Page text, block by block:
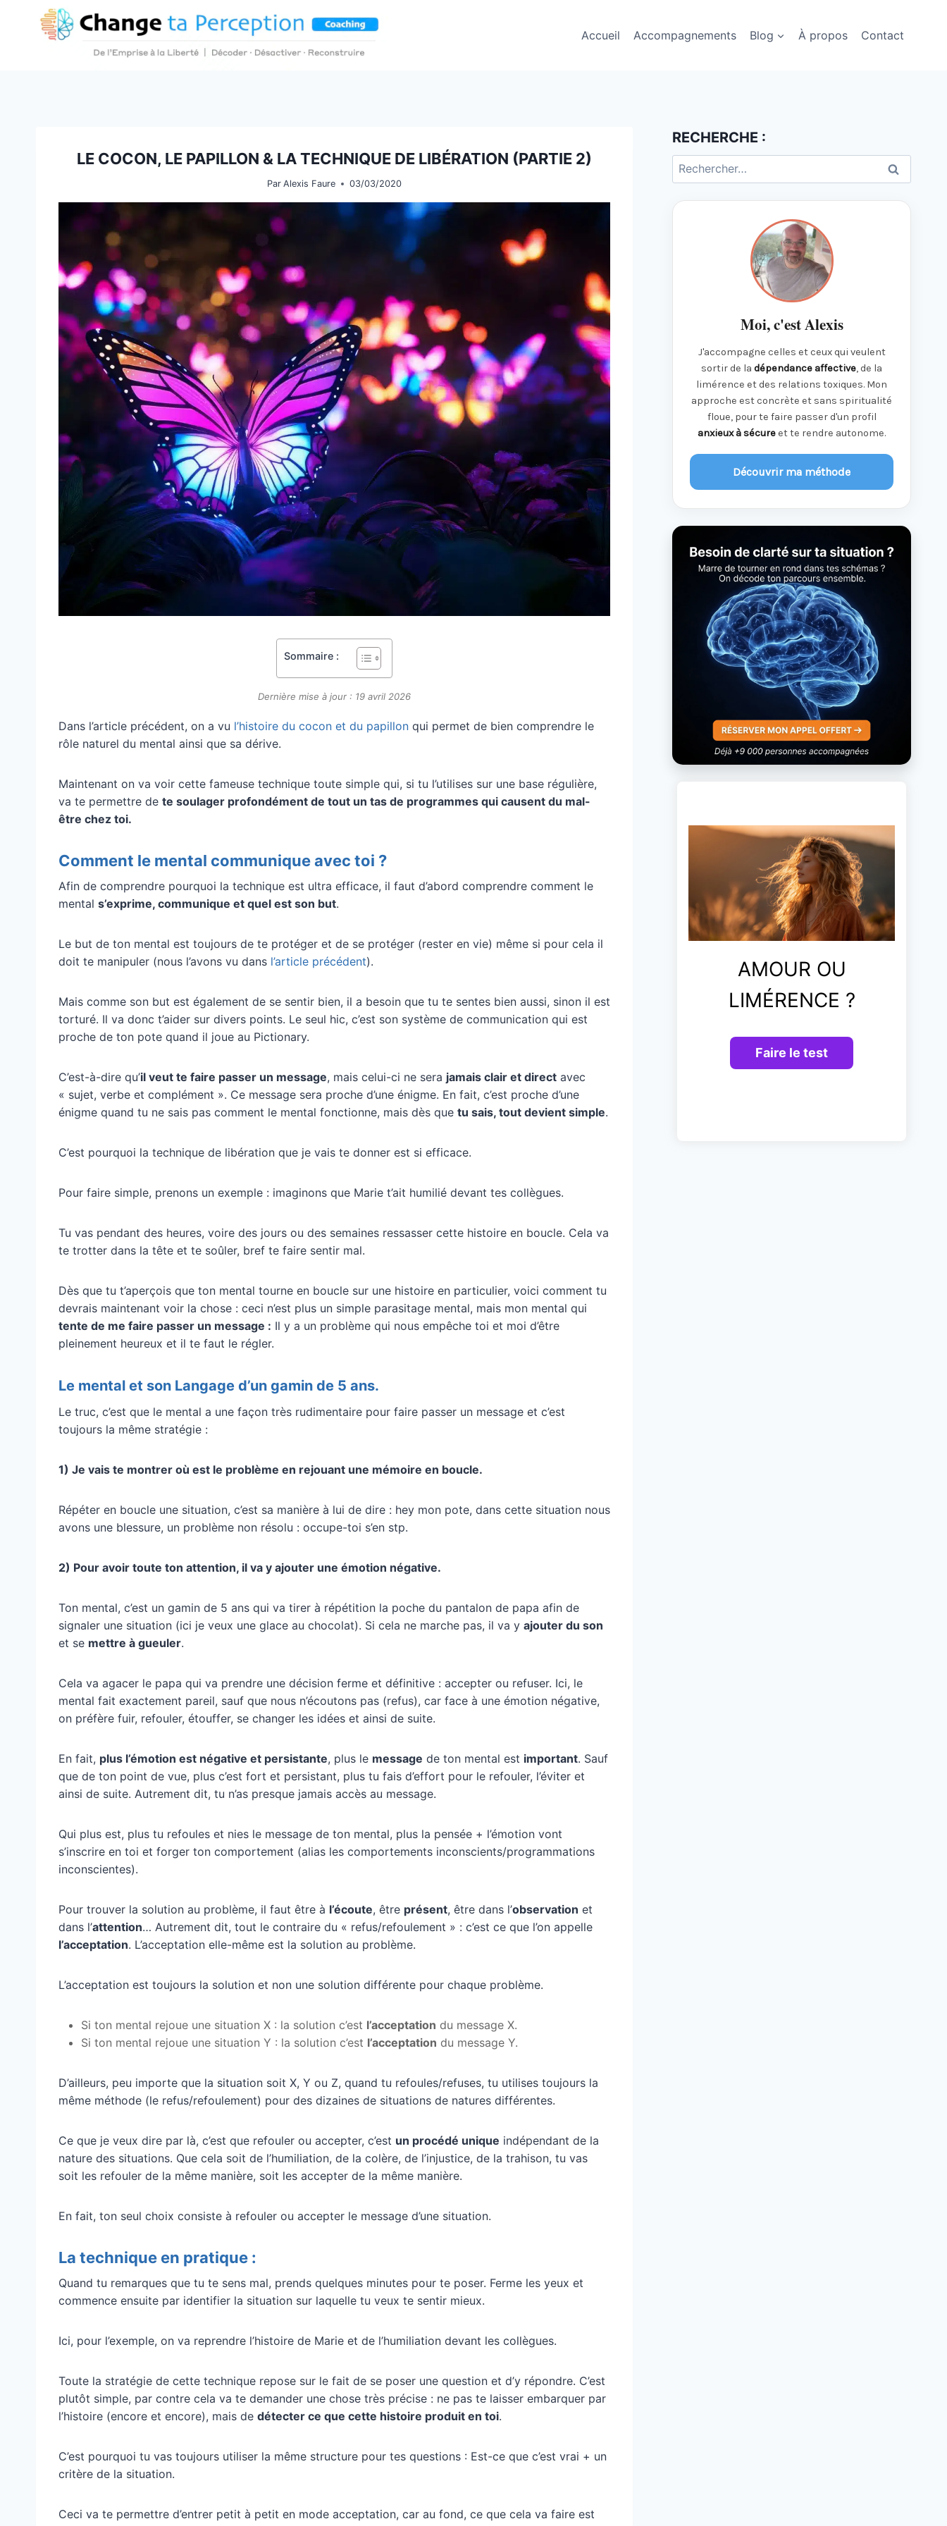
Accueil Accompagnements Blog À propos Contact
LE COCON, LE PAPILLON & LA TECHNIQUE DE LIBÉRATION (PARTIE 2)
Par Alexis Faure 03/03/2020
Sommaire :
Dernière mise à jour : 19 avril 2026
Dans l’article précédent, on a vu l’histoire du cocon et du papillon qui permet de bien comprendre le
rôle naturel du mental ainsi que sa dérive.
Maintenant on va voir cette fameuse technique toute simple qui, si tu l’utilises sur une base régulière,
va te permettre de te soulager profondément de tout un tas de programmes qui causent du mal-
être chez toi.
Comment le mental communique avec toi ?
Afin de comprendre pourquoi la technique est ultra efficace, il faut d’abord comprendre comment le
mental s’exprime, communique et quel est son but.
Le but de ton mental est toujours de te protéger et de se protéger (rester en vie) même si pour cela il
doit te manipuler (nous l’avons vu dans l’article précédent).
Mais comme son but est également de se sentir bien, il a besoin que tu te sentes bien aussi, sinon il est
torturé. Il va donc t’aider sur divers points. Le seul hic, c’est son système de communication qui est
proche de ton pote quand il joue au Pictionary.
C’est-à-dire qu’il veut te faire passer un message, mais celui-ci ne sera jamais clair et direct avec
« sujet, verbe et complément ». Ce message sera proche d’une énigme. En fait, c’est proche d’une
énigme quand tu ne sais pas comment le mental fonctionne, mais dès que tu sais, tout devient simple.
C’est pourquoi la technique de libération que je vais te donner est si efficace.
Pour faire simple, prenons un exemple : imaginons que Marie t’ait humilié devant tes collègues.
Tu vas pendant des heures, voire des jours ou des semaines ressasser cette histoire en boucle. Cela va
te trotter dans la tête et te soûler, bref te faire sentir mal.
Dès que tu t’aperçois que ton mental tourne en boucle sur une histoire en particulier, voici comment tu
devrais maintenant voir la chose : ceci n’est plus un simple parasitage mental, mais mon mental qui
tente de me faire passer un message : Il y a un problème qui nous empêche toi et moi d’être
pleinement heureux et il te faut le régler.
Le mental et son Langage d’un gamin de 5 ans.
Le truc, c’est que le mental a une façon très rudimentaire pour faire passer un message et c’est
toujours la même stratégie :
1) Je vais te montrer où est le problème en rejouant une mémoire en boucle.
Répéter en boucle une situation, c’est sa manière à lui de dire : hey mon pote, dans cette situation nous
avons une blessure, un problème non résolu : occupe-toi s’en stp.
2) Pour avoir toute ton attention, il va y ajouter une émotion négative.
Ton mental, c’est un gamin de 5 ans qui va tirer à répétition la poche du pantalon de papa afin de
signaler une situation (ici je veux une glace au chocolat). Si cela ne marche pas, il va y ajouter du son
et se mettre à gueuler.
Cela va agacer le papa qui va prendre une décision ferme et définitive : accepter ou refuser. Ici, le
mental fait exactement pareil, sauf que nous n’écoutons pas (refus), car face à une émotion négative,
on préfère fuir, refouler, étouffer, se changer les idées et ainsi de suite.
En fait, plus l’émotion est négative et persistante, plus le message de ton mental est important. Sauf
que de ton point de vue, plus c’est fort et persistant, plus tu fais d’effort pour le refouler, l’éviter et
ainsi de suite. Autrement dit, tu n’as presque jamais accès au message.
Qui plus est, plus tu refoules et nies le message de ton mental, plus la pensée + l’émotion vont
s’inscrire en toi et forger ton comportement (alias les comportements inconscients/programmations
inconscientes).
Pour trouver la solution au problème, il faut être à l’écoute, être présent, être dans l’observation et
dans l’attention… Autrement dit, tout le contraire du « refus/refoulement » : c’est ce que l’on appelle
l’acceptation. L’acceptation elle-même est la solution au problème.
L’acceptation est toujours la solution et non une solution différente pour chaque problème.
Si ton mental rejoue une situation X : la solution c’est l’acceptation du message X.
Si ton mental rejoue une situation Y : la solution c’est l’acceptation du message Y.
D’ailleurs, peu importe que la situation soit X, Y ou Z, quand tu refoules/refuses, tu utilises toujours la
même méthode (le refus/refoulement) pour des dizaines de situations de natures différentes.
Ce que je veux dire par là, c’est que refouler ou accepter, c’est un procédé unique indépendant de la
nature des situations. Que cela soit de l’humiliation, de la colère, de l’injustice, de la trahison, tu vas
soit les refouler de la même manière, soit les accepter de la même manière.
En fait, ton seul choix consiste à refouler ou accepter le message d’une situation.
La technique en pratique :
Quand tu remarques que tu te sens mal, prends quelques minutes pour te poser. Ferme les yeux et
commence ensuite par identifier la situation sur laquelle tu veux te sentir mieux.
Ici, pour l’exemple, on va reprendre l’histoire de Marie et de l’humiliation devant les collègues.
Toute la stratégie de cette technique repose sur le fait de se poser une question et d’y répondre. C’est
plutôt simple, par contre cela va te demander une chose très précise : ne pas te laisser embarquer par
l’histoire (encore et encore), mais de détecter ce que cette histoire produit en toi.
C’est pourquoi tu vas toujours utiliser la même structure pour tes questions : Est-ce que c’est vrai + un
critère de la situation.
Ceci va te permettre d’entrer petit à petit en mode acceptation, car au fond, ce que cela va faire est
RECHERCHE :
Rechercher :
Moi, c'est Alexis
J'accompagne celles et ceux qui veulent
sortir de ladépendance affective, de la
limérence et des relations toxiques. Mon
approche est concrète et sans spiritualité
floue, pour te faire passer d'un profil
anxieux à sécureet te rendre autonome.
Découvrir ma méthode
AMOUR OU
LIMÉRENCE ?